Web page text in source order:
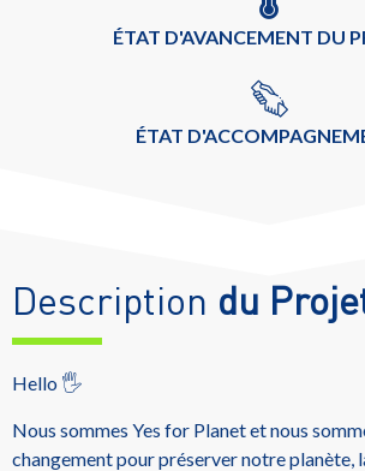
ÉTAT D'AVANCEMENT DU
ÉTAT
Description du
Hello 🖐️
Nous sommes Yes for Planet et nous
changement pour préserver notre planète,